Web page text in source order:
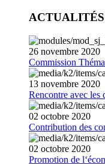
26 novembre 2020
Commission
13 novembre 2020
Rencontre avec les
02 octobre 2020
Contribution des
02 octobre 2020
Promotion de